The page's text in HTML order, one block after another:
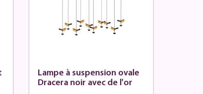
Lampe à suspension ovale
Dracera noir avec de l'or